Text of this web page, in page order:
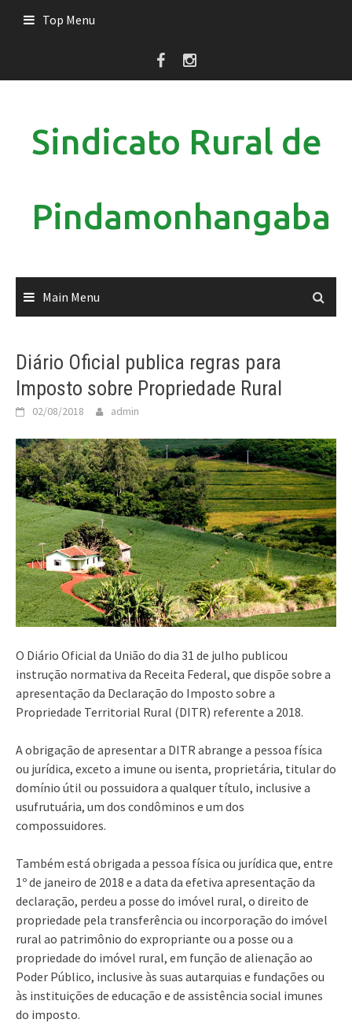
Top Menu
Sindicato Rural de
Pindamonhangaba
Main Menu
Diário Oficial publica regras para
Imposto sobre Propriedade Rural
02/08/2018 admin
O Diário Oficial da União do dia 31 de julho publicou
instrução normativa da Receita Federal, que dispõe sobre a
apresentação da Declaração do Imposto sobre a
Propriedade Territorial Rural (DITR) referente a 2018.
A obrigação de apresentar a DITR abrange a pessoa física
ou jurídica, exceto a imune ou isenta, proprietária, titular do
domínio útil ou possuidora a qualquer título, inclusive a
usufrutuária, um dos condôminos e um dos
compossuidores.
Também está obrigada a pessoa física ou jurídica que, entre
1º de janeiro de 2018 e a data da efetiva apresentação da
declaração, perdeu a posse do imóvel rural, o direito de
propriedade pela transferência ou incorporação do imóvel
rural ao patrimônio do expropriante ou a posse ou a
propriedade do imóvel rural, em função de alienação ao
Poder Público, inclusive às suas autarquias e fundações ou
às instituições de educação e de assistência social imunes
do imposto.